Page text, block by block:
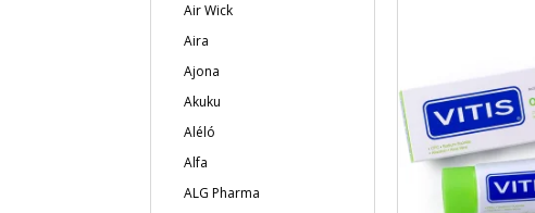
Air Wick
Aira
Ajona
Akuku
Aléló
Alfa
ALG Pharma